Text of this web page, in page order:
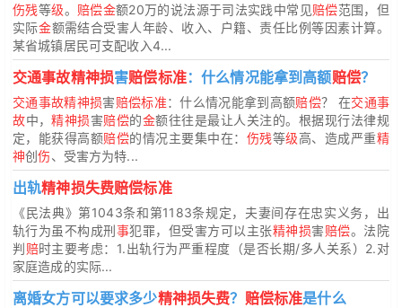
伤残等级。 赔偿金额20万的说法源于司法实践中常见赔偿范围，但
实际金额需结合受害人年龄、收入、户籍、责任比例等因素计算。
某省城镇居民可支配收入4...
交通事故精神损害赔偿标准：什么情况能拿到高额赔偿？
交通事故精神损害赔偿标准：什么情况能拿到高额赔偿？ 在交通事
故中，精神损害赔偿的金额往往是最让人关注的。根据现行法律规
定，能获得高额赔偿的情况主要集中在： 伤残等级高、造成严重精
神创伤、受害方为特...
出轨精神损失费赔偿标准
《民法典》第1043条和第1183条规定，夫妻间存在忠实义务，出
轨行为虽不构成刑事犯罪，但受害方可以主张精神损害赔偿。法院
判赔时主要考虑：1.出轨行为严重程度（是否长期/多人关系）2.对
家庭造成的实际...
离婚女方可以要求多少精神损失费？ 赔偿标准是什么